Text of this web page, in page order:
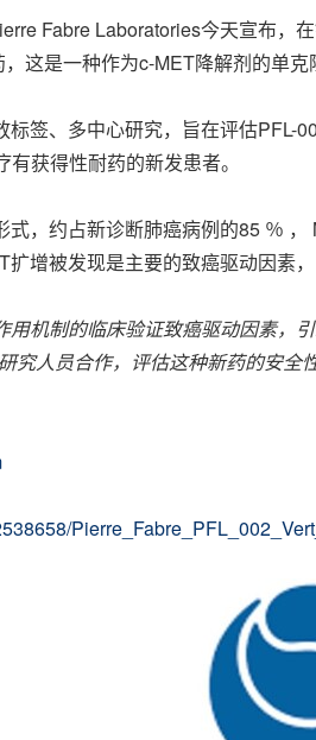
Fabre Laboratories今天宣布，
这是一种作为c-MET降解剂的单克
标签、多中心研究，旨在评估
获得性耐药的新发患者。
，约占新诊断肺癌病例的85 ％
增被发现是主要的致癌驱动因素
用机制的临床验证致癌驱动因素
究人员合作，评估这种新药的安全